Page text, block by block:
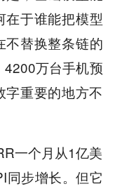
在于谁能把模型
不替换整条链的
万台手机预
字重要的地方不
一个月从1亿美
同步增长。但它